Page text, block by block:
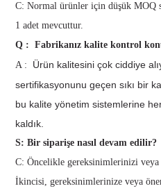
C: Normal ürünler için düşük MOQ
1 adet mevcuttur.
Q :Fabrikanız kalite kontrol
A : Ürün kalitesini çok ciddiye
sertifikasyonunu geçen sıkı bir
bu kalite yönetim sistemlerine her
kaldık.
S: Bir siparişe nasıl devam edilir?
C: Öncelikle gereksinimlerinizi veya
İkincisi, gereksinimlerinize veya